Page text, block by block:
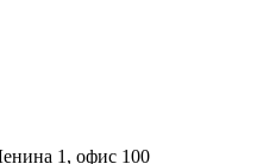
1, офис 100